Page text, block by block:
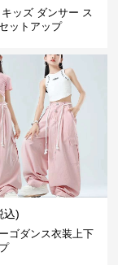
ッズ ダンサー ス
ットアップ
込)
ゴダンス衣装上下